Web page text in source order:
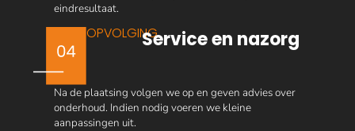
eindresultaat.
OPVOLGINGService en nazorg
Na de plaatsing volgen we op en geven advies over
onderhoud. Indien nodig voeren we kleine
aanpassingen uit.